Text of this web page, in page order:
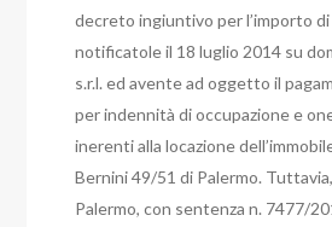
decreto ingiuntivo per l’importo di
notificatole il 18 luglio 2014 su
s.r.l. ed avente ad oggetto il
per indennità di occupazione e
inerenti alla locazione
Bernini 49/51 di Palermo.
Palermo, con sentenza n. 7477/